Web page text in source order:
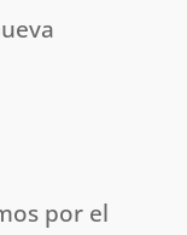
por el